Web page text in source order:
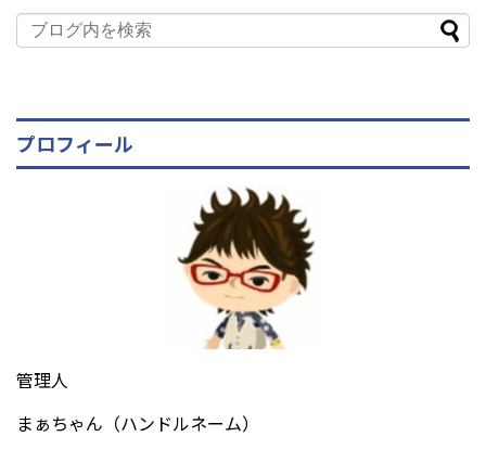
プロフィール
管理人
まぁちゃん（ハンドルネーム）